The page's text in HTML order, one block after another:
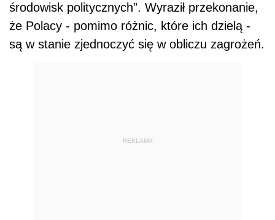
środowisk politycznych”. Wyraził przekonanie,
że Polacy - pomimo różnic, które ich dzielą -
są w stanie zjednoczyć się w obliczu zagrożeń.
REKLAMA